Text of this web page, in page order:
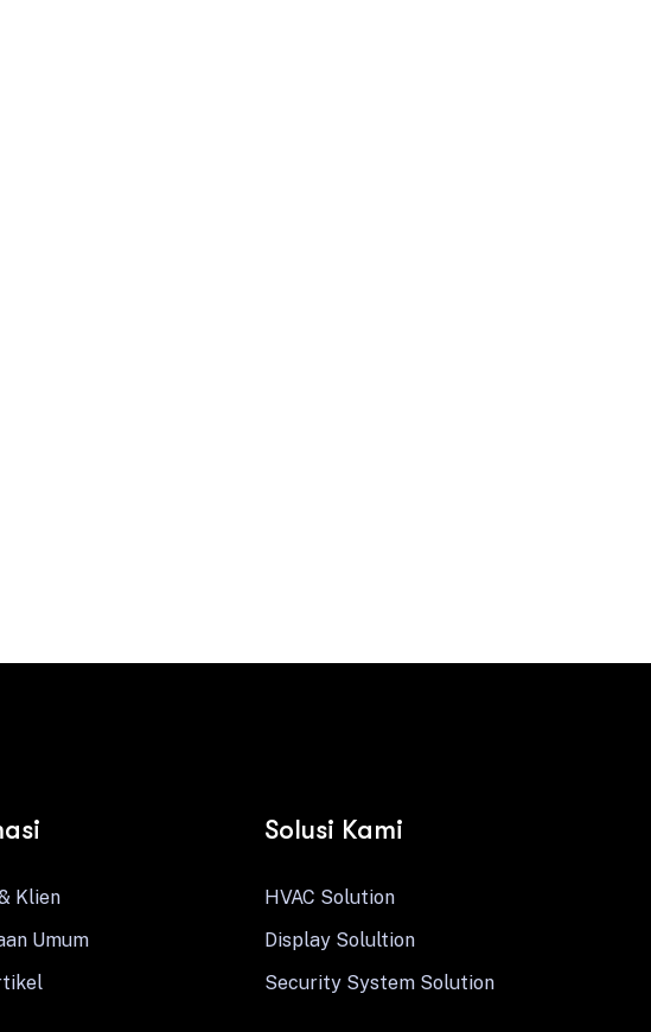
Klien
Umum
Solusi Kami
HVAC Solution
Display Solultion
Security System Solution